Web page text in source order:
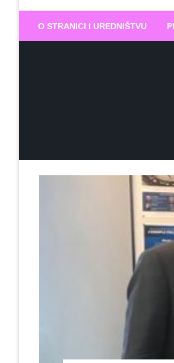
O STRANICI I UREDNIŠTVU